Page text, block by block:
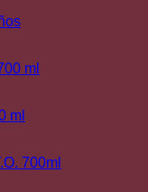
ml